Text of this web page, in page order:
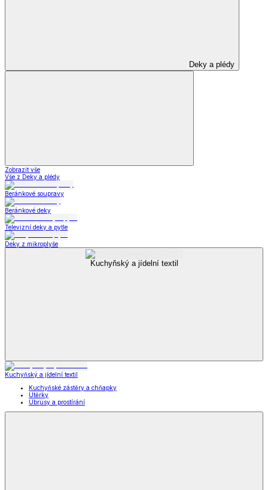
Deky a plédy
Zobrazit vše
Vše z Deky a plédy
Beránkové soupravy
Beránkové deky
Televizní deky a pytle
Deky z mikroplyše
Kuchyňský a jídelní textil
Kuchyňský a jídelní textil
Kuchyňské zástěry a chňapky
Utěrky
Ubrusy a prostírání